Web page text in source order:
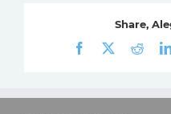
Share,
Facebook